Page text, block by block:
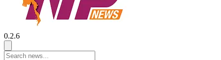
0.2.6